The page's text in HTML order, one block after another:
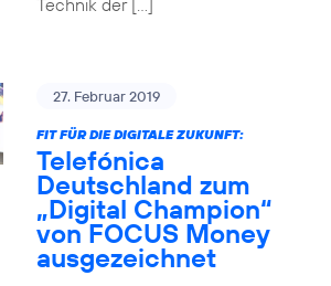
Technik der […]
27. Februar 2019
FIT FÜR DIE DIGITALE ZUKUNFT:
Telefónica
Deutschland zum
„Digital Champion“
von FOCUS Money
ausgezeichnet